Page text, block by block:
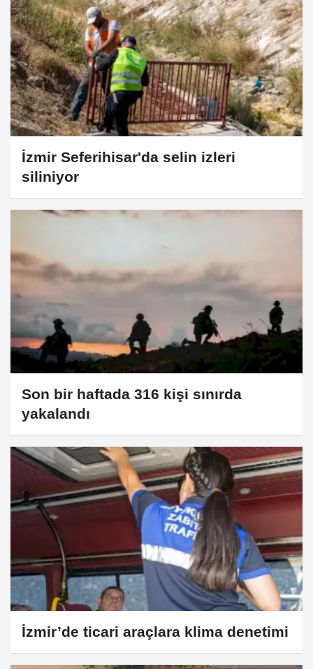
İzmir Seferihisar'da selin izleri
siliniyor
Son bir haftada 316 kişi sınırda
yakalandı
İzmir’de ticari araçlara klima denetimi